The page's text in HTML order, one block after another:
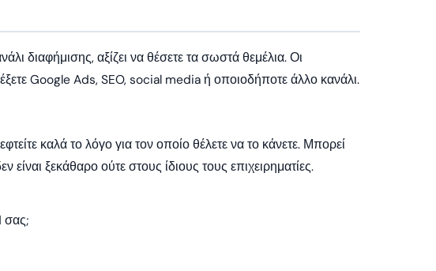
διαφήμισης, αξίζει να θέσετε τα σωστά θεμέλια. Οι
Google Ads, SEO, social media ή οποιοδήποτε άλλο κανάλι.
καλά το λόγο για τον οποίο θέλετε να το κάνετε. Μπορεί
ξεκάθαρο ούτε στους ίδιους τους επιχειρηματίες.
σας;